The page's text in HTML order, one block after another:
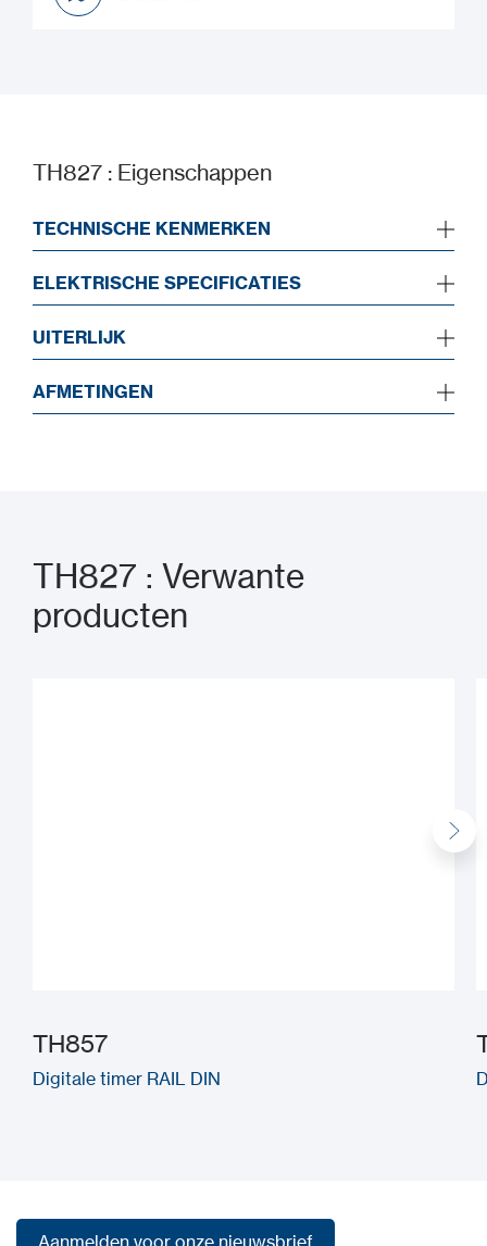
TH827 : Eigenschappen
TECHNISCHE KENMERKEN
ELEKTRISCHE SPECIFICATIES
UITERLIJK
AFMETINGEN
TH827 : Verwante
producten
TH857
Digitale timer RAIL DIN
Aanmelden voor onze nieuwsbrief